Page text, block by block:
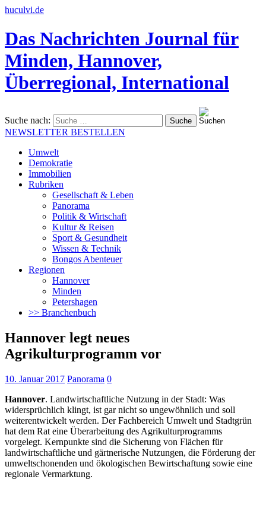
huculvi.de
Das Nachrichten Journal für
Minden, Hannover,
Überregional, International
Suche nach:
NEWSLETTER BESTELLEN
Umwelt
Demokratie
Immobilien
Rubriken
Gesellschaft & Leben
Panorama
Politik & Wirtschaft
Kultur & Reisen
Sport & Gesundheit
Wissen & Technik
Bongos Abenteuer
Regionen
Hannover
Minden
Petershagen
>> Branchenbuch
Hannover legt neues
Agrikulturprogramm vor
10. Januar 2017 Panorama 0
Hannover. Landwirtschaftliche Nutzung in der Stadt: Was
widersprüchlich klingt, ist gar nicht so ungewöhnlich und soll
weiterentwickelt werden. Der Fachbereich Umwelt und Stadtgrün
hat dem Rat eine Überarbeitung des Agrikulturprogramms
vorgelegt. Kernpunkte sind die Sicherung von Flächen für
landwirtschaftliche und gärtnerische Nutzungen, die Förderung der
umweltschonenden und ökologischen Bewirtschaftung sowie eine
regionale Vermarktung.